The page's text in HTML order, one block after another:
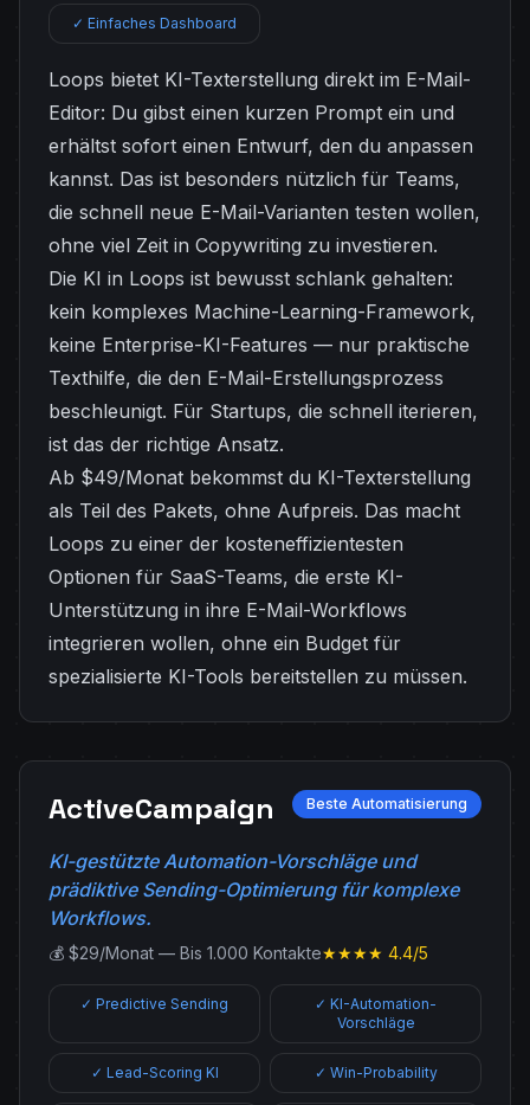
✓ Einfaches Dashboard
Loops bietet KI-Texterstellung direkt im E-Mail-
Editor: Du gibst einen kurzen Prompt ein und
erhältst sofort einen Entwurf, den du anpassen
kannst. Das ist besonders nützlich für Teams,
die schnell neue E-Mail-Varianten testen wollen,
ohne viel Zeit in Copywriting zu investieren.
Die KI in Loops ist bewusst schlank gehalten:
kein komplexes Machine-Learning-Framework,
keine Enterprise-KI-Features — nur praktische
Texthilfe, die den E-Mail-Erstellungsprozess
beschleunigt. Für Startups, die schnell iterieren,
ist das der richtige Ansatz.
Ab $49/Monat bekommst du KI-Texterstellung
als Teil des Pakets, ohne Aufpreis. Das macht
Loops zu einer der kosteneffizientesten
Optionen für SaaS-Teams, die erste KI-
Unterstützung in ihre E-Mail-Workflows
integrieren wollen, ohne ein Budget für
spezialisierte KI-Tools bereitstellen zu müssen.
ActiveCampaign Beste Automatisierung
KI-gestützte Automation-Vorschläge und
prädiktive Sending-Optimierung für komplexe
Workflows.
💰 $29/Monat — Bis 1.000 Kontakte★★★★ 4.4/5
✓ Predictive Sending
✓ KI-Automation-
Vorschläge
✓ Lead-Scoring KI ✓ Win-Probability